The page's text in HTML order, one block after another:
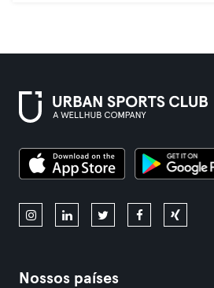
Nossos países